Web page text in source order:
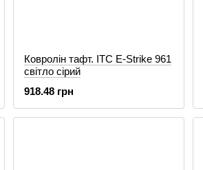
Ковролін тафт. ITC E-Strike 961
світло сірий
918.48 грн